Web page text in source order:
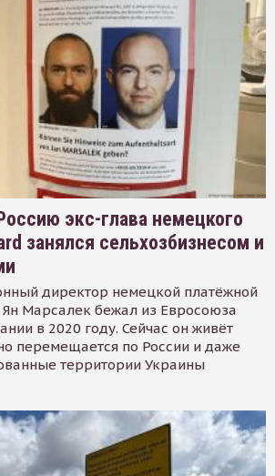
экс-глава немецкого
занялся сельхозбизнесом и
директор немецкой платёжной
Марсалек бежал из Евросоюза
в 2020 году. Сейчас он живёт
перемещается по России и даже
территории Украины